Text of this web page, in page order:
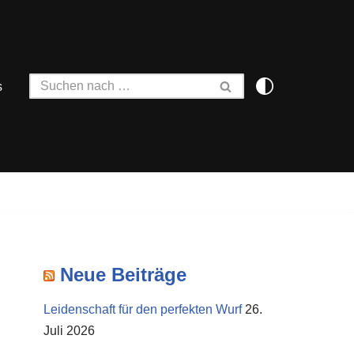
Neue Beiträge
Leidenschaft für den perfekten Wurf 26.
Juli 2026